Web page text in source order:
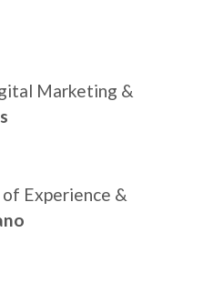
Marketing &
of Experience &